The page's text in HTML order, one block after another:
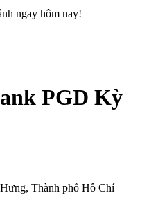
ngay hôm nay!
PGD Kỳ
Thành phố Hồ Chí